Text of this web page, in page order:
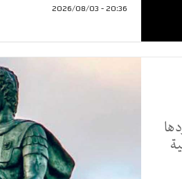
20:36 - 2026/08/03